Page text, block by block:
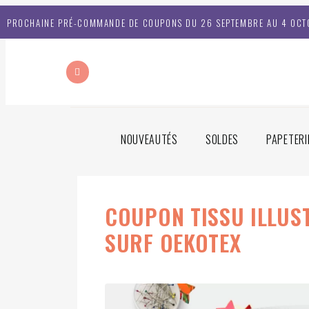
PROCHAINE PRÉ-COMMANDE DE COUPONS DU 26 SEPTEMBRE AU 4
NOUVEAUTÉS SOLDES
COUPON TISSU
SURF OEKOTEX